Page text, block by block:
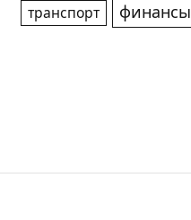
транспорт финансы